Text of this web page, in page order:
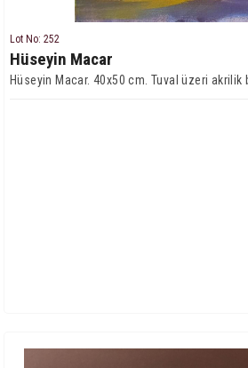
Lot No: 252
Hüseyin Macar
Hüseyin Macar. 40x50 cm. Tuval üzeri akrilik